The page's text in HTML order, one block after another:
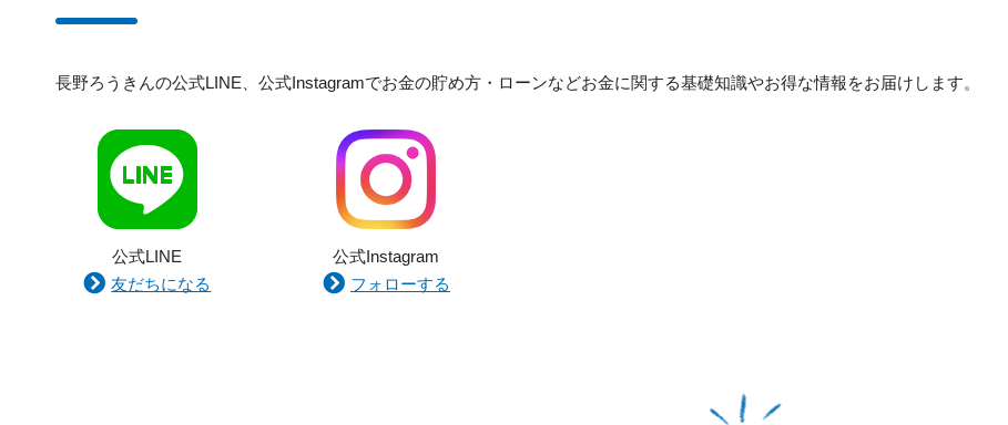
長野ろうきんの公式LINE、公式Instagramでお金の貯め方・ローンなどお金に関する基礎知識やお得な情報をお届けします。
公式LINE
友だちになる
公式Instagram
フォローする